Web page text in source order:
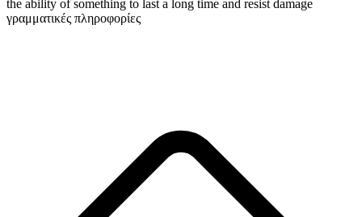
the ability of something to last a long time and resist damage
γραμματικές πληροφορίες